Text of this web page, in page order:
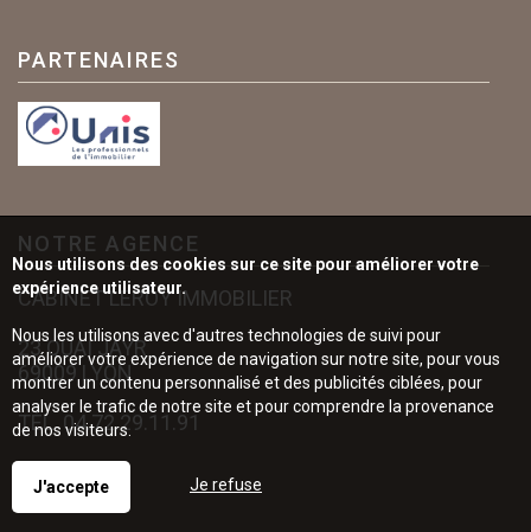
PARTENAIRES
NOTRE AGENCE
CABINET LEROY IMMOBILIER
23 QUAI JAYR
69009 LYON
TÉL.04.72.29.11.91
Nous utilisons des cookies sur ce site pour améliorer votre
expérience utilisateur.
Nous les utilisons avec d'autres technologies de suivi pour
améliorer votre expérience de navigation sur notre site, pour vous
montrer un contenu personnalisé et des publicités ciblées, pour
analyser le trafic de notre site et pour comprendre la provenance
de nos visiteurs.
J'accepte Je refuse